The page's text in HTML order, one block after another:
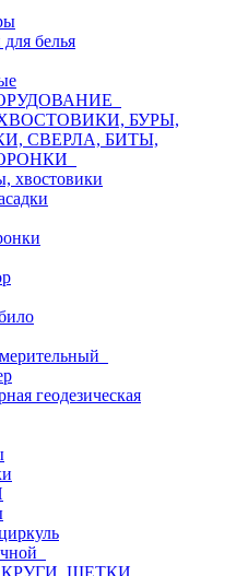
белья
БУРЫ,
СВЕРЛА, БИТЫ,
хвостовики
геодезическая
ЩЕТКИ